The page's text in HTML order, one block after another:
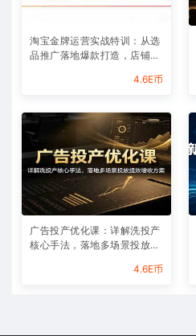
淘宝金牌运营实战特训：从选
品推广落地爆款打造，店铺运
4.6E币
广告投产优化课：详解洗投产
核心手法，落地多场景投放提
4.6E币